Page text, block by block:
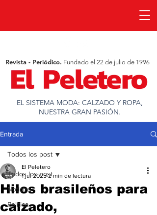
EL SISTEMA MODA: CALZADO Y ROPA,
NUESTRA GRAN PASIÓN.
Revista - Periódico. Fundado el 22 de julio de 1996
Entrada
Todos los post
Noticias
Política
Todos los post
Hilos brasileños para
calzado,
El Peletero
1 jul 2025 2 min de lectura